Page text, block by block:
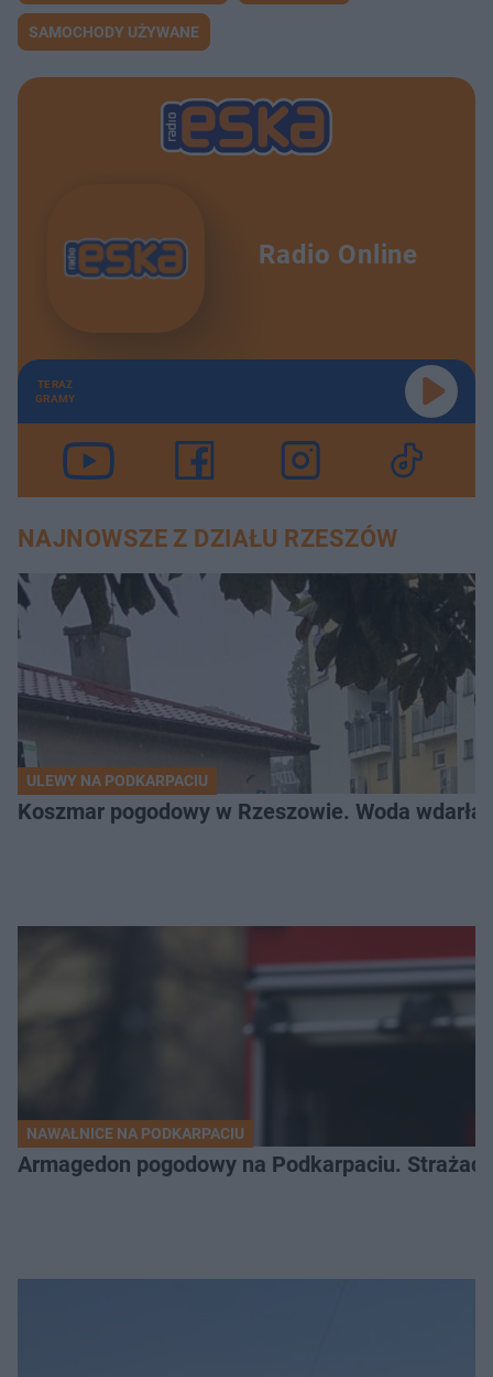
SAMOCHODY UŻYWANE
Radio Online
TERAZ
GRAMY
NAJNOWSZE Z DZIAŁU RZESZÓW
ULEWY NA PODKARPACIU
Koszmar pogodowy w Rzeszowie. Woda
NAWAŁNICE NA PODKARPACIU
Armagedon pogodowy na Podkarpaciu.